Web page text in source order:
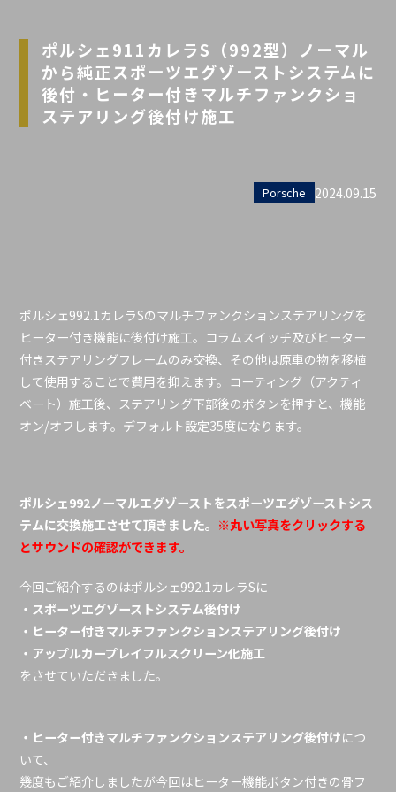
ポルシェ911カレラS（992型）ノーマル
から純正スポーツエグゾーストシステムに
後付・ヒーター付きマルチファンクショ
ステアリング後付け施工
Porsche 2024.09.15
ポルシェ992.1カレラSのマルチファンクションステアリングを
ヒーター付き機能に後付け施工。コラムスイッチ及びヒーター
付きステアリングフレームのみ交換、その他は原車の物を移植
して使用することで費用を抑えます。コーティング（アクティ
ベート）施工後、ステアリング下部後のボタンを押すと、機能
オン/オフします。デフォルト設定35度になります。
ポルシェ992ノーマルエグゾーストをスポーツエグゾーストシス
テムに交換施工させて頂きました。 ※丸い写真をクリックする
とサウンドの確認ができます。
今回ご紹介するのはポルシェ992.1カレラSに
・スポーツエグゾーストシステム後付け
・ヒーター付きマルチファンクションステアリング後付け
・アップルカープレイフルスクリーン化施工
をさせていただきました。
・ヒーター付きマルチファンクションステアリング後付けにつ
いて、
幾度もご紹介しましたが今回はヒーター機能ボタン付きの骨フ